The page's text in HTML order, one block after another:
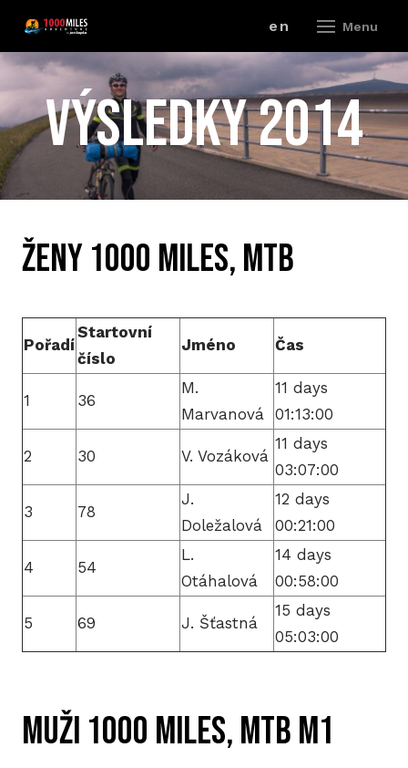
Menu
cz
en
VÝSLEDKY 2014
ŽENY 1000 miles, MTB
Pořadí
Startovní
číslo
Jméno Čas
1 36
M.
Marvanová
11 days
01:13:00
2 30 V. Vozáková
11 days
03:07:00
3 78
J.
Doležalová
12 days
00:21:00
4 54
L.
Otáhalová
14 days
00:58:00
5 69 J. Šťastná
15 days
05:03:00
Muži 1000 miles, MTB M1